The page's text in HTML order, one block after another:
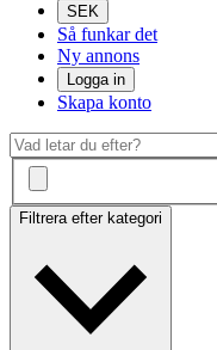
SEK
Så funkar det
Ny annons
Logga in
Skapa konto
Filtrera efter kategori